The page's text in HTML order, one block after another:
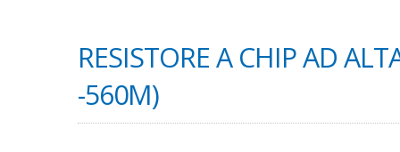
RESISTORE A CHIP AD
-560M)